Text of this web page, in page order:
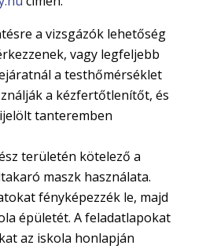
a vizsgázók lehetőség
vagy legfeljebb
a testhőmérséklet
a kézfertőtlenítőt, és
tanteremben
területén kötelező a
maszk használata.
fényképezzék le, majd
épületét. A feladatlapokat
az iskola honlapján